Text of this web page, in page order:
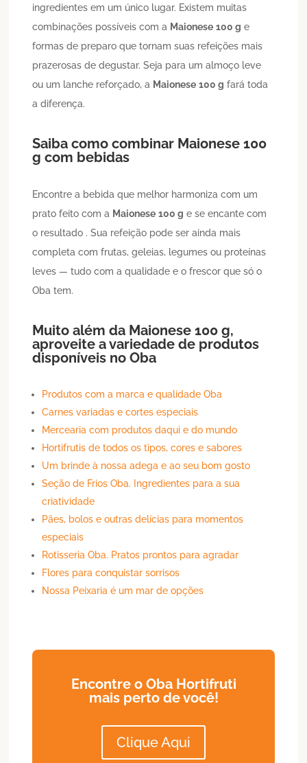
ingredientes em um único lugar. Existem muitas
combinações possíveis com a Maionese 100 g e
formas de preparo que tornam suas refeições mais
prazerosas de degustar. Seja para um almoço leve
ou um lanche reforçado, a Maionese 100 g fará toda
a diferença.
Saiba como combinar Maionese 100
g com bebidas
Encontre a bebida que melhor harmoniza com um
prato feito com a Maionese 100 g e se encante com
o resultado . Sua refeição pode ser ainda mais
completa com frutas, geleias, legumes ou proteínas
leves — tudo com a qualidade e o frescor que só o
Oba tem.
Muito além da Maionese 100 g,
aproveite a variedade de produtos
disponíveis no Oba
Produtos com a marca e qualidade Oba
Carnes variadas e cortes especiais
Mercearia com produtos daqui e do mundo
Hortifrutis de todos os tipos, cores e sabores
Um brinde à nossa adega e ao seu bom gosto
Seção de Frios Oba. Ingredientes para a sua
criatividade
Pães, bolos e outras delícias para momentos
especiais
Rotisseria Oba. Pratos prontos para agradar
Flores para conquistar sorrisos
Nossa Peixaria é um mar de opções
Encontre o Oba Hortifruti
mais perto de você!
Clique Aqui